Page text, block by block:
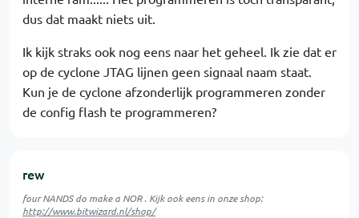
dus dat maakt niets uit.
Ik kijk straks ook nog eens naar het geheel. Ik zie dat er
op de cyclone JTAG lijnen geen signaal naam staat.
Kun je de cyclone afzonderlijk programmeren zonder
de config flash te programmeren?
rew
four NANDS do make a NOR . Kijk ook eens in onze shop:
http://www.bitwizard.nl/shop/